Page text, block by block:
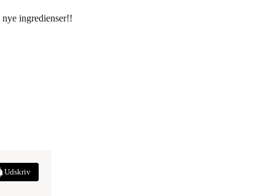
ingredienser!!
Udskriv